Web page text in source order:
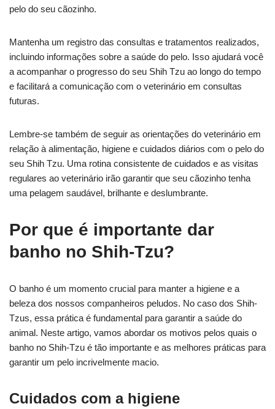
pelo do seu cãozinho.
Mantenha um registro das consultas e tratamentos realizados,
incluindo informações sobre a saúde do pelo. Isso ajudará você
a acompanhar o progresso do seu Shih Tzu ao longo do tempo
e facilitará a comunicação com o veterinário em consultas
futuras.
Lembre-se também de seguir as orientações do veterinário em
relação à alimentação, higiene e cuidados diários com o pelo do
seu Shih Tzu. Uma rotina consistente de cuidados e as visitas
regulares ao veterinário irão garantir que seu cãozinho tenha
uma pelagem saudável, brilhante e deslumbrante.
Por que é importante dar
banho no Shih-Tzu?
O banho é um momento crucial para manter a higiene e a
beleza dos nossos companheiros peludos. No caso dos Shih-
Tzus, essa prática é fundamental para garantir a saúde do
animal. Neste artigo, vamos abordar os motivos pelos quais o
banho no Shih-Tzu é tão importante e as melhores práticas para
garantir um pelo incrivelmente macio.
Cuidados com a higiene